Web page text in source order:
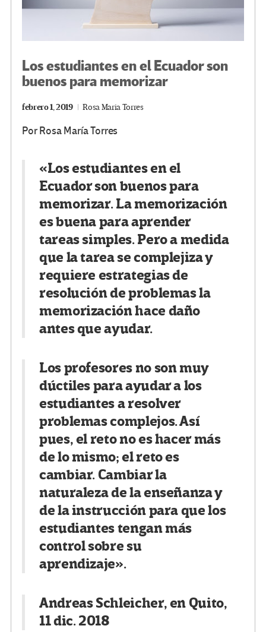
Los estudiantes en el Ecuador son
buenos para memorizar
febrero 1, 2019 Rosa Maria Torres
Por Rosa María Torres
«Los estudiantes en el
Ecuador son buenos para
memorizar. La memorización
es buena para aprender
tareas simples. Pero a medida
que la tarea se complejiza y
requiere estrategias de
resolución de problemas la
memorización hace daño
antes que ayudar.
Los profesores no son muy
dúctiles para ayudar a los
estudiantes a resolver
problemas complejos. Así
pues, el reto no es hacer más
de lo mismo; el reto es
cambiar. Cambiar la
naturaleza de la enseñanza y
de la instrucción para que los
estudiantes tengan más
control sobre su
aprendizaje».
Andreas Schleicher, en Quito,
11 dic. 2018